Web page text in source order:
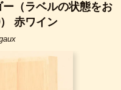
（ラベルの状態をお
赤ワイン